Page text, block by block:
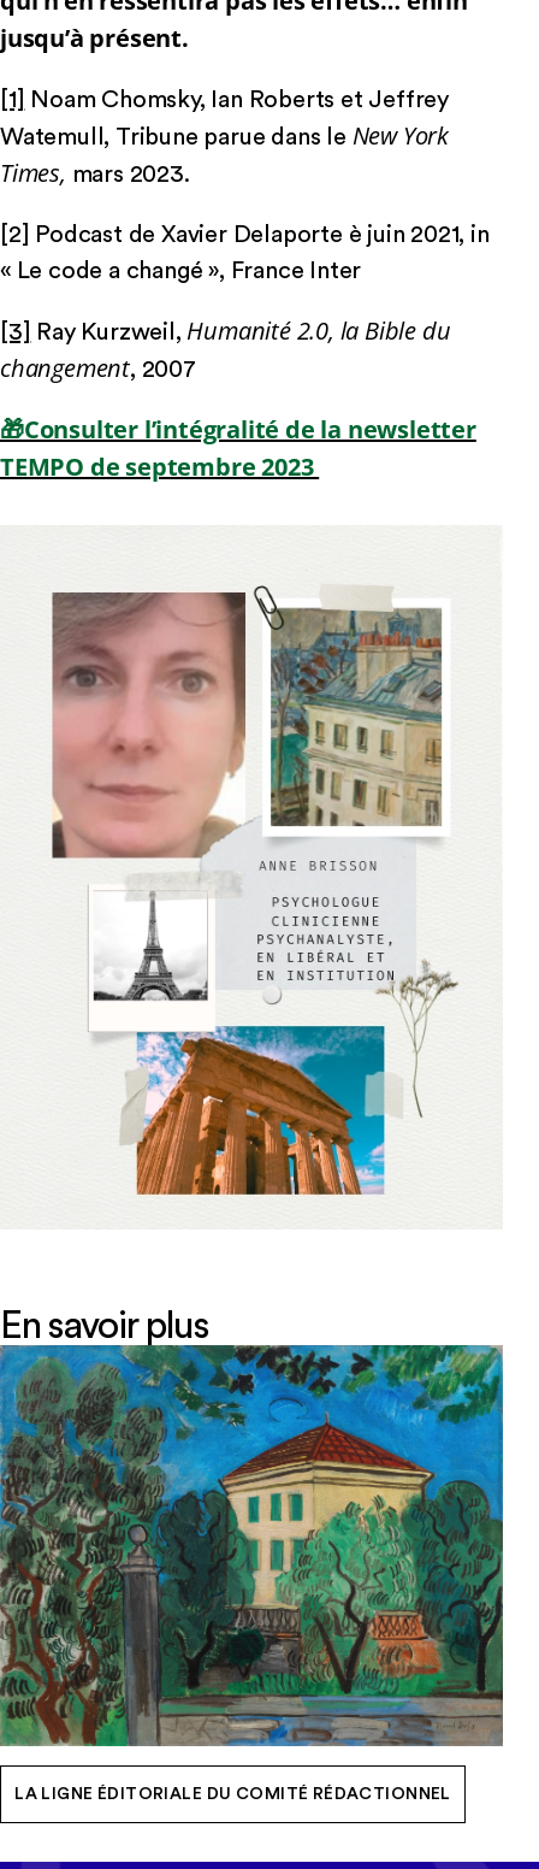
jusqu’à présent.
[1]
Noam Chomsky, Ian Roberts et Jeffrey
Watemull, Tribune parue dans le New York
Times, mars 2023.
[2] Podcast de Xavier Delaporte è juin 2021, in
« Le code a changé », France Inter
[3] Ray Kurzweil, Humanité 2.0, la Bible du
changement, 2007
🎁Consulter l’intégralité de la newsletter
TEMPO de septembre 2023
En savoir plus
LA LIGNE ÉDITORIALE DU COMITÉ RÉDACTIONNEL